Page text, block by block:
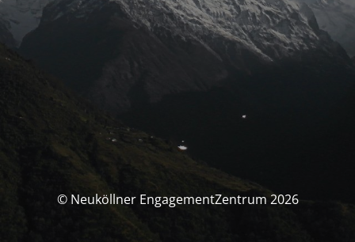
© Neuköllner EngagementZentrum 2026